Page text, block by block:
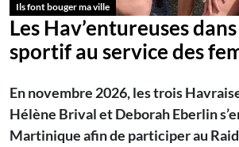
Ils font bouger ma ville
Les Hav’entureuses
sportif au service des
En novembre 2026, les trois
Hélène Brival et Deborah Eberlin
Martinique afin de participer au